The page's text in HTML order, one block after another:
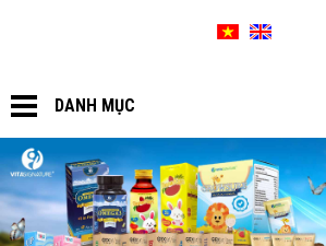
DANH MỤC